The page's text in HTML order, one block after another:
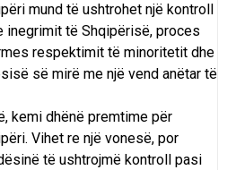
mund të ushtrohet një kontroll
inegrimit të Shqipërisë, proces
respektimit të minoritetit dhe
së mirë me një vend anëtar të
kemi dhënë premtime për
Vihet re një vonesë, por
të ushtrojmë kontroll pasi